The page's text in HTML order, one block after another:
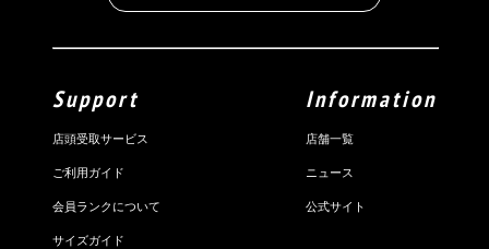
Support
店頭受取サービス
ご利用ガイド
会員ランクについて
サイズガイド
Information
店舗一覧
ニュース
公式サイト